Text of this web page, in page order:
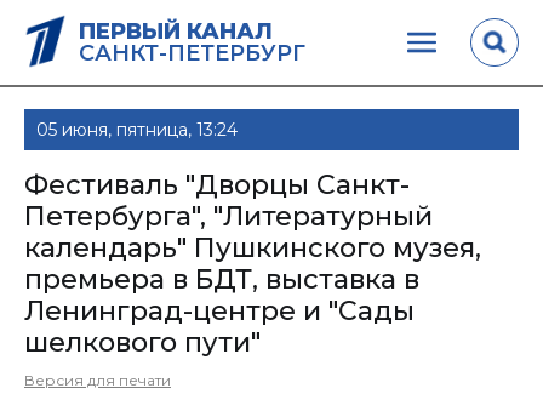
ПЕРВЫЙ КАНАЛ
САНКТ-ПЕТЕРБУРГ
05 июня, пятница, 13:24
Фестиваль "Дворцы Санкт-
Петербурга", "Литературный
календарь" Пушкинского музея,
премьера в БДТ, выставка в
Ленинград-центре и "Сады
шелкового пути"
Версия для печати